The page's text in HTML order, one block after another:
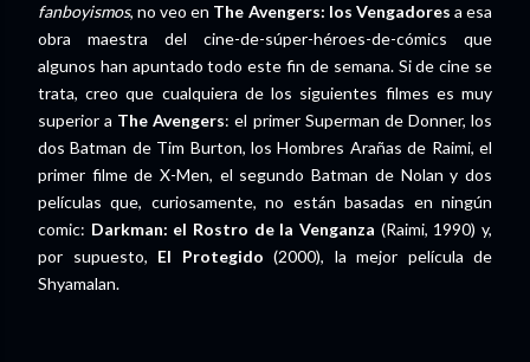
fanboyismos, no veo en The Avengers: los Vengadores a esa
obra maestra del cine-de-súper-héroes-de-cómics que
algunos han apuntado todo este fin de semana. Si de cine se
trata, creo que cualquiera de los siguientes filmes es muy
superior a The Avengers: el primer Superman de Donner, los
dos Batman de Tim Burton, los Hombres Arañas de Raimi, el
primer filme de X-Men, el segundo Batman de Nolan y dos
películas que, curiosamente, no están basadas en ningún
comic: Darkman: el Rostro de la Venganza (Raimi, 1990) y,
por supuesto, El Protegido (2000), la mejor película de
Shyamalan.